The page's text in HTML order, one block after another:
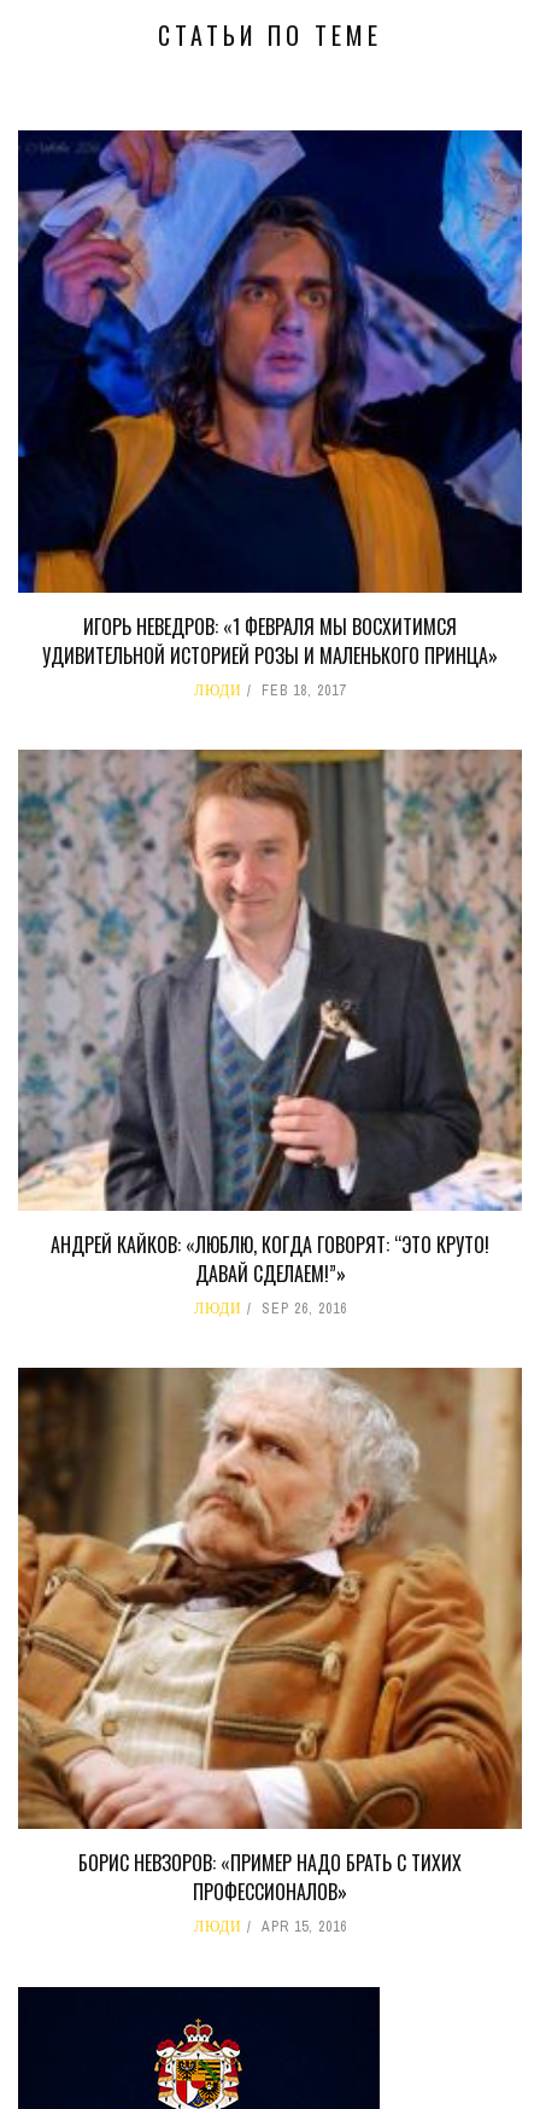
СТАТЬИ ПО ТЕМЕ
ИГОРЬ НЕВЕДРОВ: «1 ФЕВРАЛЯ МЫ ВОСХИТИМСЯ
УДИВИТЕЛЬНОЙ ИСТОРИЕЙ РОЗЫ И МАЛЕНЬКОГО ПРИНЦА»
ЛЮДИ FEB 18, 2017
АНДРЕЙ КАЙКОВ: «ЛЮБЛЮ, КОГДА ГОВОРЯТ: “ЭТО КРУТО!
ДАВАЙ СДЕЛАЕМ!”»
ЛЮДИ SEP 26, 2016
БОРИС НЕВЗОРОВ: «ПРИМЕР НАДО БРАТЬ С ТИХИХ
ПРОФЕССИОНАЛОВ»
ЛЮДИ APR 15, 2016